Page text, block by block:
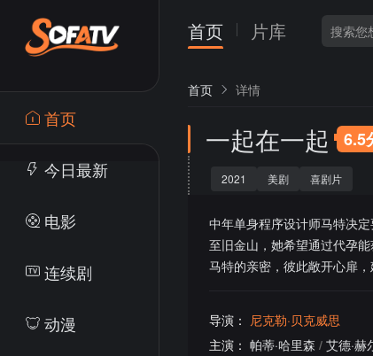
首页
今日最新
电影
连续剧
动漫
首页 片库
首页 详情
一起在一起 6.5
2021 美剧 喜剧片
中年单身程序设计师马特决
至旧金山，她希望通过代孕
马特的亲密，彼此敞开心扉，
导演： 尼克勒·贝克威思
主演： 帕蒂·哈里森 / 艾德·赫